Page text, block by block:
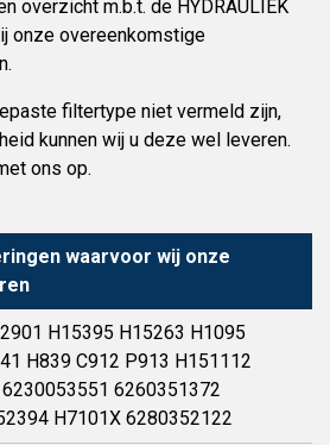
overzicht m.b.t. de HYDRAULIEK
onze overeenkomstige
filtertype niet vermeld zijn,
kunnen wij u deze wel leveren.
ons op.
waarvoor wij onze
H15395 H15263 H1095
H839 C912 P913 H151112
6260351372
H7101X 6280352122